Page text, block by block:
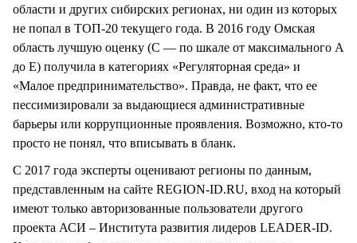
области и других сибирских регионах, ни один из которых
не попал в ТОП-20 текущего года. В 2016 году Омская
область лучшую оценку (C — по шкале от максимального А
до Е) получила в категориях «Регуляторная среда» и
«Малое предпринимательство». Правда, не факт, что ее
пессимизировали за выдающиеся административные
барьеры или коррупционные проявления. Возможно, кто-то
просто не понял, что вписывать в бланк.
С 2017 года эксперты оценивают регионы по данным,
представленным на сайте REGION-ID.RU, вход на который
имеют только авторизованные пользователи другого
проекта АСИ – Института развития лидеров LEADER-ID.